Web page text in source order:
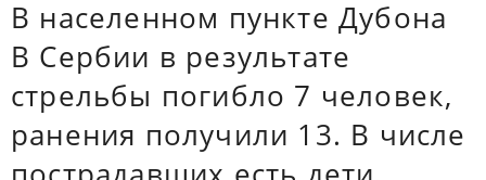
В населенном пункте Дубона
В Сербии в результате
стрельбы погибло 7 человек,
ранения получили 13. В числе